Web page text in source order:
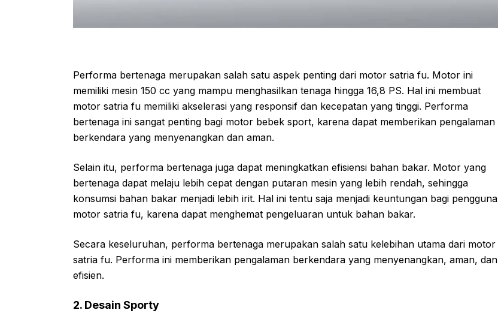
Performa bertenaga merupakan salah satu aspek penting dari motor satria fu. Motor ini
memiliki mesin 150 cc yang mampu menghasilkan tenaga hingga 16,8 PS. Hal ini membuat
motor satria fu memiliki akselerasi yang responsif dan kecepatan yang tinggi. Performa
bertenaga ini sangat penting bagi motor bebek sport, karena dapat memberikan pengalaman
berkendara yang menyenangkan dan aman.
Selain itu, performa bertenaga juga dapat meningkatkan efisiensi bahan bakar. Motor yang
bertenaga dapat melaju lebih cepat dengan putaran mesin yang lebih rendah, sehingga
konsumsi bahan bakar menjadi lebih irit. Hal ini tentu saja menjadi keuntungan bagi pengguna
motor satria fu, karena dapat menghemat pengeluaran untuk bahan bakar.
Secara keseluruhan, performa bertenaga merupakan salah satu kelebihan utama dari motor
satria fu. Performa ini memberikan pengalaman berkendara yang menyenangkan, aman, dan
efisien.
2. Desain Sporty